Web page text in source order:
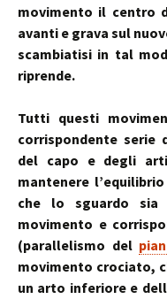
movimento il centro
avanti e grava sul
scambiatisi in tal
riprende.
Tutti questi
corrispondente serie
del capo e degli
mantenere
che lo sguardo sia
movimento e
(parallelismo del
movimento crociato,
un arto inferiore e